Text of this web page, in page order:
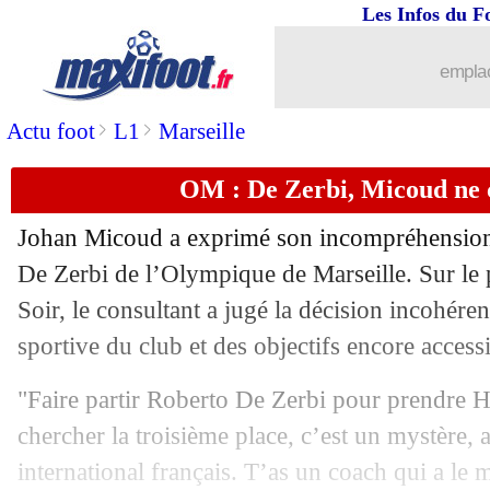
Actu foot> L1 > Marseille
Les Infos du
OM : De Zerbi, Micoud ne
Johan Micoud a exprimé son
De Zerbi de l’Olympique de Marseille. Sur le
Soir, le consultant a jugé la décision
sportive du club et des objectifs encore
"Faire partir Roberto De Zerbi pour prendre
chercher la troisième place, c’est un mystère,
international français. T’as un coach qui a le
Rennes : Beye enfin libéré
18/02 Benfica-Real: l'UEFA ouvre une
18/02 OM: Longoria en veut à Benatia
18/02 EdF: Risser et Butez vont bien être
18/02 Séville : Almeyda suspendu sept
18/02 Rennes: Haise succède à Beye (off.)
PSG : la boutade de Luis Enrique